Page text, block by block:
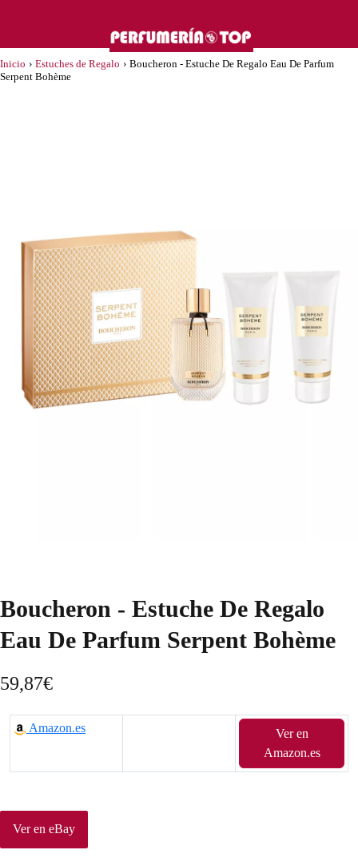
Inicio › Estuches de Regalo › Boucheron - Estuche De Regalo Eau De Parfum
Serpent Bohème
Boucheron - Estuche De Regalo
Eau De Parfum Serpent Bohème
59,87€
Amazon.es
Ver en
Amazon.es
Ver en eBay